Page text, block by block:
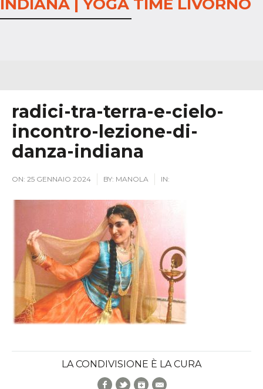
INDIANA | YOGA TIME LIVORNO
radici-tra-terra-e-cielo-
incontro-lezione-di-
danza-indiana
ON: 25 GENNAIO 2024 BY: MANOLA IN:
LA CONDIVISIONE È LA CURA
Facebook
TwitterGoogle+